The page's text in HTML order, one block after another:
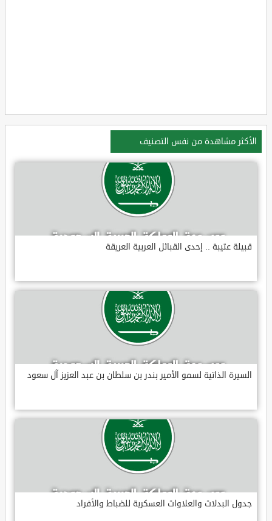
الأكثر مشاهدة من نفس التصنيف
قبيلة عتيبة .. إحدى القبائل العربية العريقة
السيرة الذاتية لسمو الأمير بندر بن سلطان بن عبد العزيز آل سعود
جدول البدلات والعلاوات العسكرية للضباط والأفراد